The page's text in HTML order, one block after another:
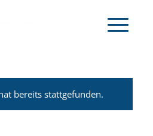
bereits stattgefunden.